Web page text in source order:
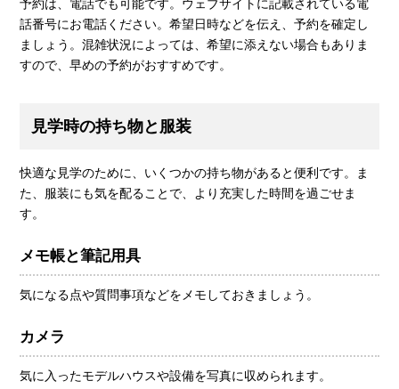
予約は、電話でも可能です。ウェブサイトに記載されている電
話番号にお電話ください。希望日時などを伝え、予約を確定し
ましょう。混雑状況によっては、希望に添えない場合もありま
すので、早めの予約がおすすめです。
見学時の持ち物と服装
快適な見学のために、いくつかの持ち物があると便利です。ま
た、服装にも気を配ることで、より充実した時間を過ごせま
す。
メモ帳と筆記用具
気になる点や質問事項などをメモしておきましょう。
カメラ
気に入ったモデルハウスや設備を写真に収められます。